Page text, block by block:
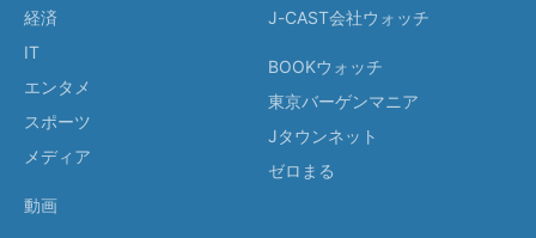
経済
IT
エンタメ
スポーツ
メディア
動画
J-CAST会社ウォッチ
BOOKウォッチ
東京バーゲンマニア
Jタウンネット
ゼロまる